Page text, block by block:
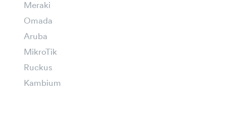
Meraki
Omada
Aruba
MikroTik
Ruckus
Kambium